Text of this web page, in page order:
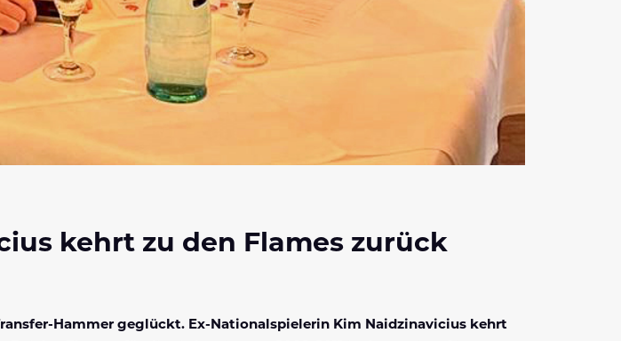
kehrt zu den Flames zurück
Hammer geglückt. Ex-Nationalspielerin Kim Naidzinavicius kehrt